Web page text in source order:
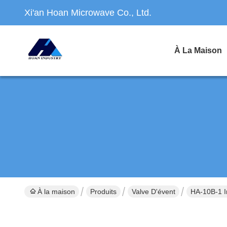
Xi'an Hoan Microwave Co., Ltd.
À La Maison
À la maison Produits Valve D'évent HA-10B-1